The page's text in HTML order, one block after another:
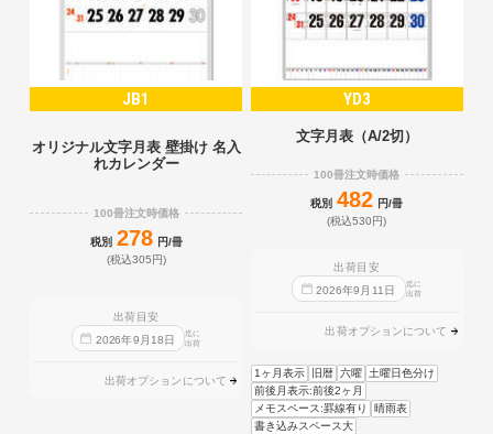
JB1
オリジナル文字月表 壁掛け 名入
れカレンダー
100冊注文時価格
税別 278 円/冊
(税込305円)
出荷目安
2026年9 月 18 日
迄に
出荷
出荷オプションについて
YD3
文字月表（A/2切）
100冊注文時価格
税別 482 円/冊
(税込530円)
出荷目安
2026年9 月 11 日
迄に
出荷
出荷オプションについて
1ヶ月表示 旧暦 六曜 土曜日色分け
前後月表示:前後2ヶ月
メモスペース:罫線有り
晴雨表
書き込みスペース大